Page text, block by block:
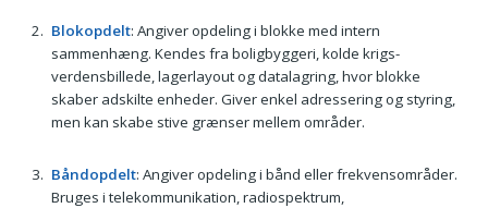
Blokopdelt: Angiver opdeling i blokke med intern
sammenhæng. Kendes fra boligbyggeri, kolde krigs-
verdensbillede, lagerlayout og datalagring, hvor blokke
skaber adskilte enheder. Giver enkel adressering og styring,
men kan skabe stive grænser mellem områder.
Båndopdelt: Angiver opdeling i bånd eller frekvensområder.
Bruges i telekommunikation, radiospektrum,